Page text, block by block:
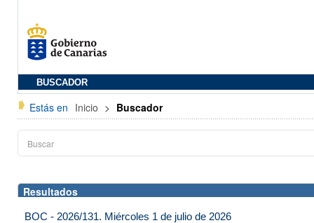
BUSCADOR
Estás en Inicio > Buscador
Resultados
BOC - 2026/131. Miércoles 1 de julio de 2026